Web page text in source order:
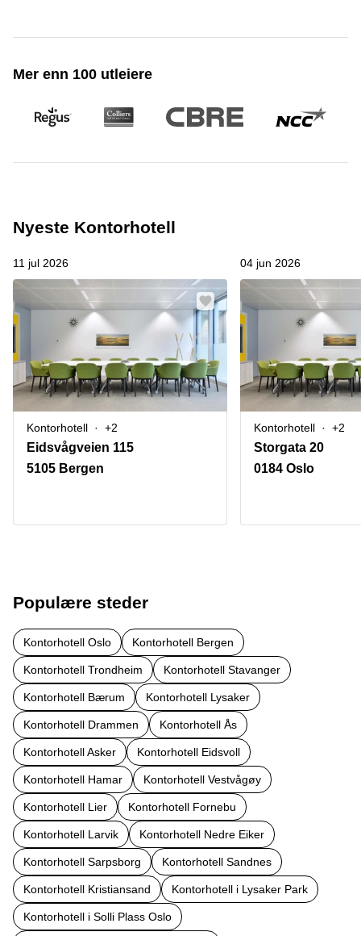
Mer enn 100 utleiere
Nyeste Kontorhotell
11 jul 2026
Kontorhotell +2
Eidsvågveien 115
5105 Bergen
04 jun 2026
Kontorhotell +2
Storgata 20
0184 Oslo
Populære steder
Kontorhotell Oslo Kontorhotell Bergen
Kontorhotell Trondheim Kontorhotell Stavanger
Kontorhotell Bærum Kontorhotell Lysaker
Kontorhotell Drammen Kontorhotell Ås
Kontorhotell Asker Kontorhotell Eidsvoll
Kontorhotell Hamar Kontorhotell Vestvågøy
Kontorhotell Lier Kontorhotell Fornebu
Kontorhotell Larvik Kontorhotell Nedre Eiker
Kontorhotell Sarpsborg Kontorhotell Sandnes
Kontorhotell Kristiansand Kontorhotell i Lysaker Park
Kontorhotell i Solli Plass Oslo